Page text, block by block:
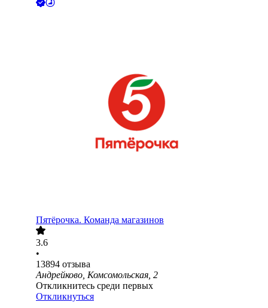
Пятёрочка. Команда магазинов
3.6
•
13894 отзыва
Андрейково, Комсомольская, 2
Откликнитесь среди первых
Откликнуться